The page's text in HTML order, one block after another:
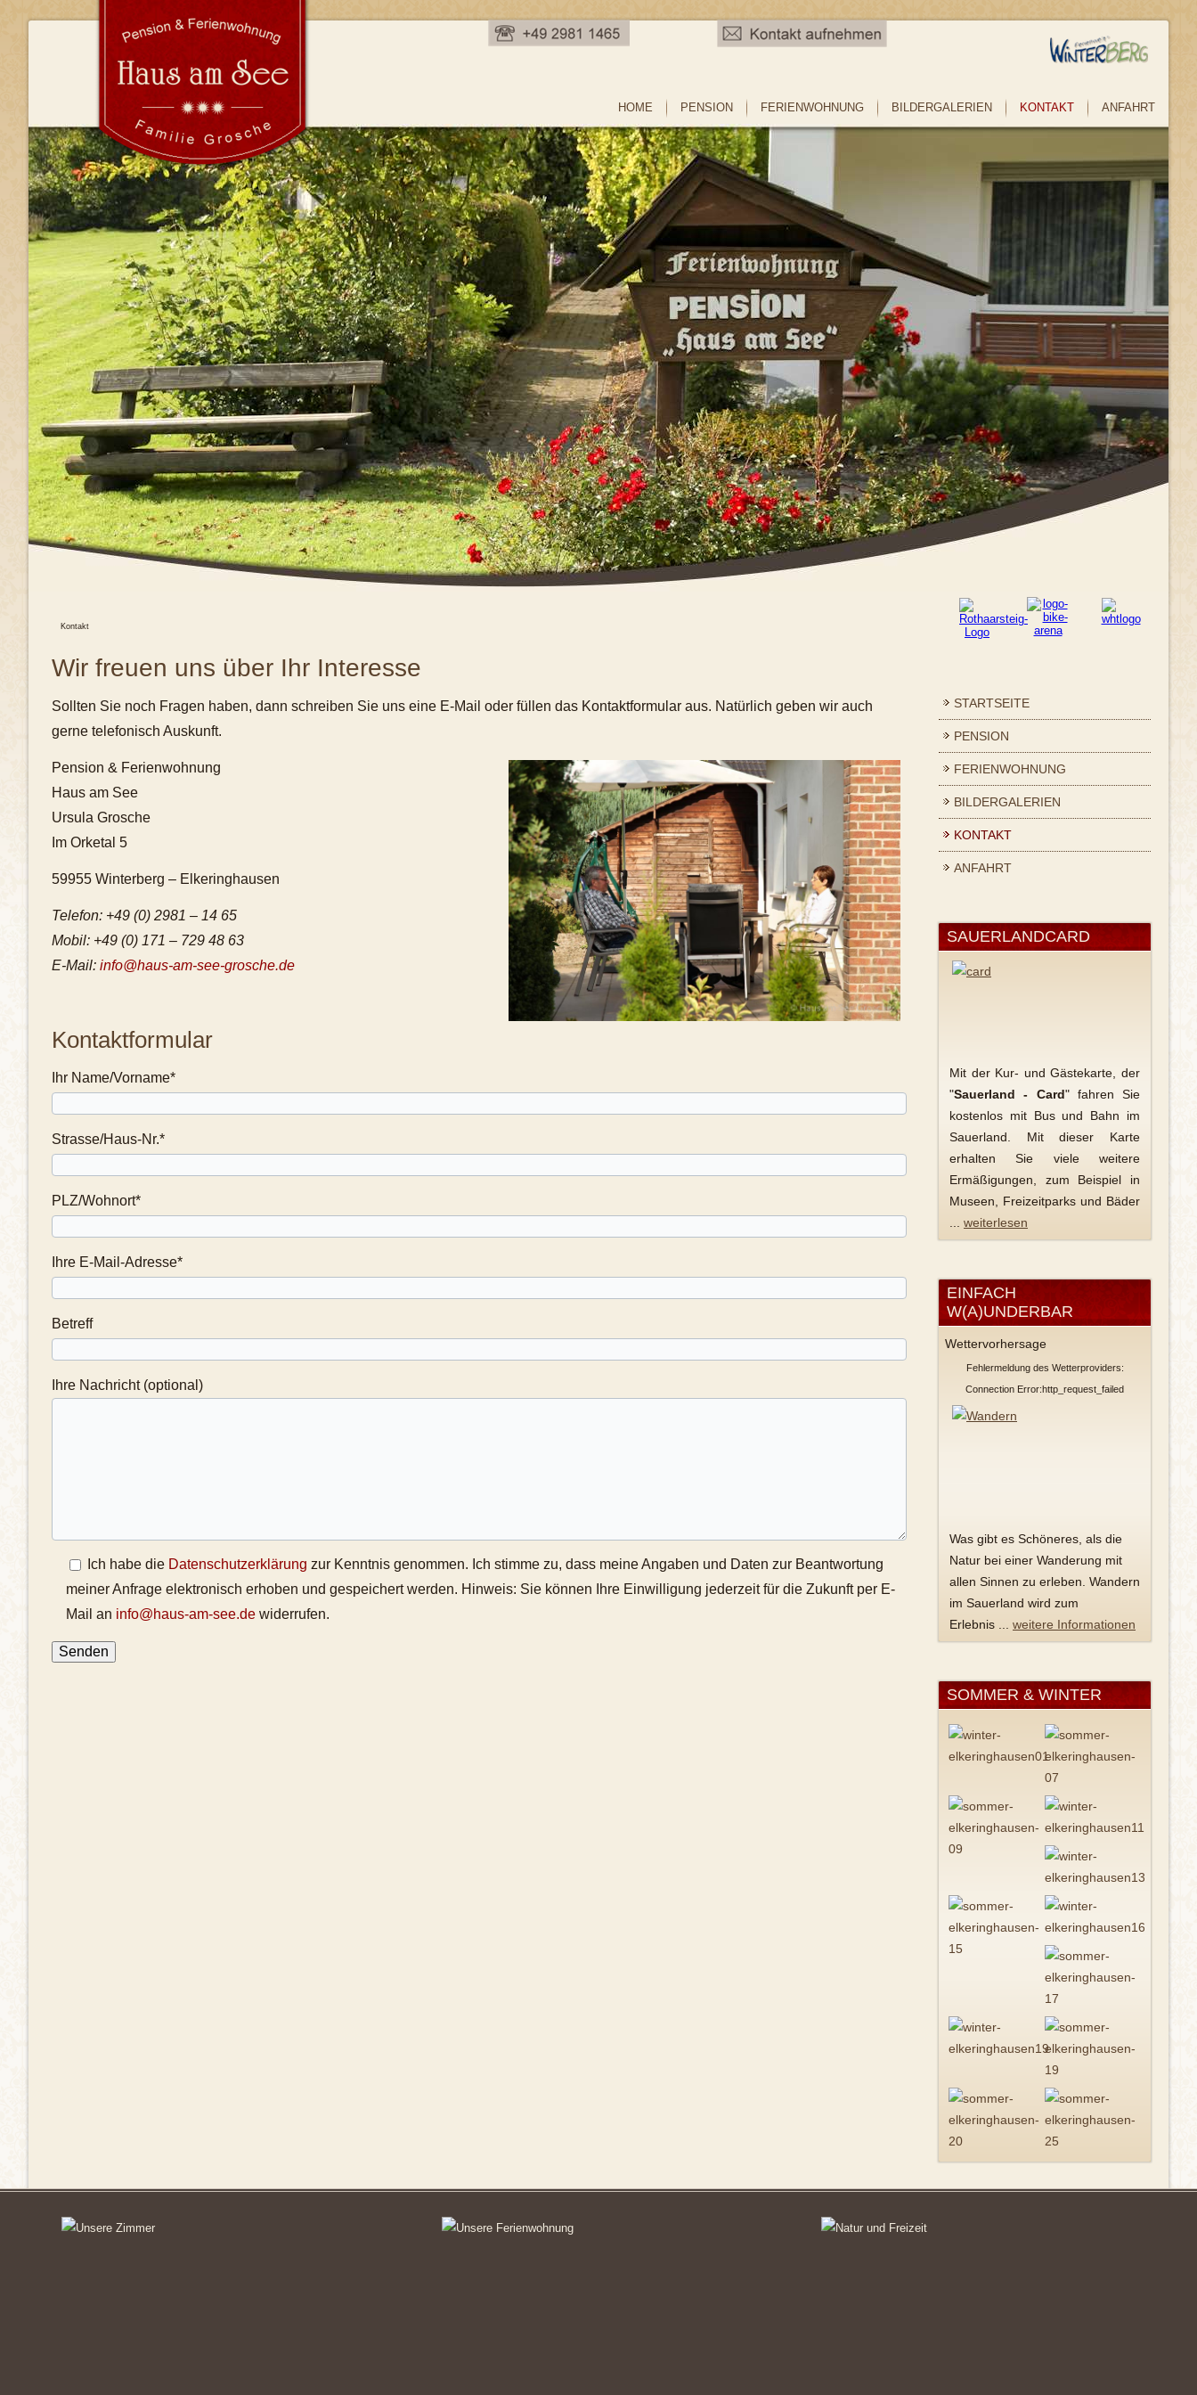
HOME PENSION FERIENWOHNUNG BILDERGALERIEN KONTAKT ANFAHRT
Kontakt
Wir freuen uns über Ihr Interesse
Sollten Sie noch Fragen haben, dann schreiben Sie uns eine E-Mail oder füllen das Kontaktformular aus. Natürlich geben wir auch
gerne telefonisch Auskunft.
Pension & Ferienwohnung
Haus am See
Ursula Grosche
Im Orketal 5
59955 Winterberg – Elkeringhausen
Telefon: +49 (0) 2981 – 14 65
Mobil: +49 (0) 171 – 729 48 63
E-Mail: info@haus-am-see-grosche.de
Kontaktformular
Ihr Name/Vorname*
Strasse/Haus-Nr.*
PLZ/Wohnort*
Ihre E-Mail-Adresse*
Betreff
Ihre Nachricht (optional)
Ich habe die Datenschutzerklärung zur Kenntnis genommen. Ich stimme zu, dass meine Angaben und Daten zur Beantwortung
meiner Anfrage elektronisch erhoben und gespeichert werden. Hinweis: Sie können Ihre Einwilligung jederzeit für die Zukunft per E-
Mail an info@haus-am-see.de widerrufen.
STARTSEITE
PENSION
FERIENWOHNUNG
BILDERGALERIEN
KONTAKT
ANFAHRT
SAUERLANDCARD
Mit der Kur- und Gästekarte, der
"Sauerland - Card" fahren Sie
kostenlos mit Bus und Bahn im
Sauerland. Mit dieser Karte
erhalten Sie viele weitere
Ermäßigungen, zum Beispiel in
Museen, Freizeitparks und Bäder
weiterlesen
EINFACH
W(A)UNDERBAR
Wettervorhersage
Fehlermeldung des Wetterproviders:
Connection Error:http_request_failed
Was gibt es Schöneres, als die
Natur bei einer Wanderung mit
allen Sinnen zu erleben. Wandern
im Sauerland wird zum
Erlebnis ... weitere Informationen
SOMMER & WINTER